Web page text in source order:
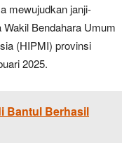
mewujudkan janji-
Wakil Bendahara Umum
(HIPMI) provinsi
2025.
Bantul Berhasil